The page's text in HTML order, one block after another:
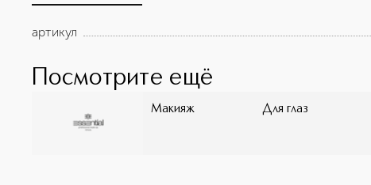
артикул
Посмотрите ещё
Макияж Для глаз